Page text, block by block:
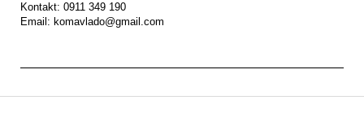
Kontakt: 0911 349 190